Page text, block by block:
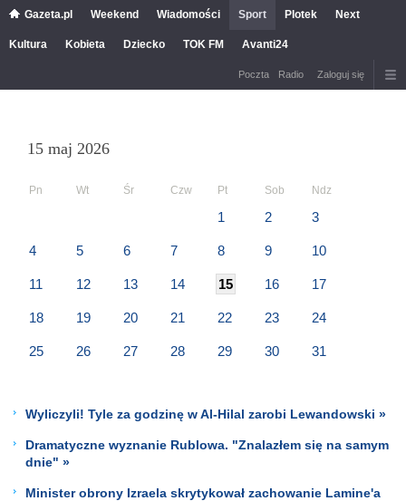
Gazeta.pl Weekend Wiadomości Sport Plotek Next
Kultura Kobieta Dziecko TOK FM Avanti24
Poczta Radio Zaloguj się
15 maj 2026
Pn Wt Śr Czw Pt Sob Ndz
1 2 3
4 5 6 7 8 9 10
11 12 13 14 15 16 17
18 19 20 21 22 23 24
25 26 27 28 29 30 31
Wyliczyli! Tyle za godzinę w Al-Hilal zarobi Lewandowski »
Dramatyczne wyznanie Rublowa. "Znalazłem się na samym
dnie" »
Minister obrony Izraela skrytykował zachowanie Lamine'a